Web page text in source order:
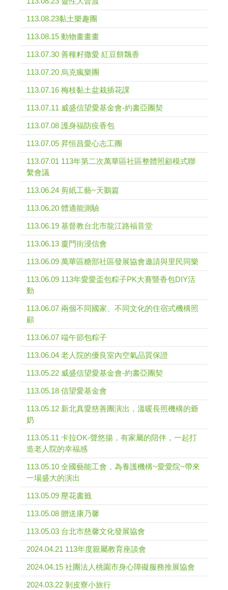
113.08.23黏土樂趣團
113.08.15 動物畫畫畫
113.07.30 善種籽撒愛 紅豆餅飄香
113.07.20 烏克瘋樂團
113.07.16 梅枝黏土盆栽插花課
113.07.11 威盛信望愛基金會-約書亞團契
113.07.08 護身福防疫香包
113.07.05 昇恒昌愛心志工團
113.07.01 113年第二次萬華區社區整體照顧模式聯
繫會議
113.06.24 剪紙工藝~天鵝篇
113.06.20 體適能測驗
113.06.19 基督教台北市龍江路福音堂
113.06.13 廈門街浸信會
113.06.09 萬華區糖部社區發展協會邀請與里民同樂
113.06.09 113年愛愛盃包粽子PK大賽暨香包DIY活
動
113.06.07 兩個不同國家、不同文化的住宿式機構照
顧
113.06.07 端午節包粽子
113.06.04 老人院的優良室內空氣品質保證
113.05.22 威盛信望愛基金會-約書亞團契
113.05.18 信望愛基金會
113.05.12 新北真愛慈善團演出，溫暖長照機構的爺
奶
113.05.11 卡拉OK-聲悠揚，有家屬的陪伴，一起打
造老人院的幸福感
113.05.10 全國藝能工會，為養護機構~愛愛院~帶來
一場盛大的演出
113.05.09 壓花書籤
113.05.08 贈送康乃馨
113.05.03 台北市慈馨文化發展協會
2024.04.21 113年度親屬教育座談會
2024.04.15 社團法人桃園市身心障礙服務推展協會
2024.03.22 剝皮寮小旅行